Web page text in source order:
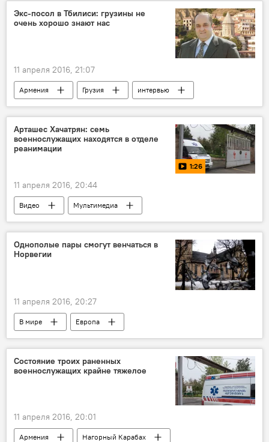
Экс-посол в Тбилиси: грузины не
очень хорошо знают нас
11 апреля 2016, 21:07
Армения Грузия интервью
Арташес Хачатрян: семь
военнослужащих находятся в отделе
реанимации
1:26
11 апреля 2016, 20:44
Видео Мультимедиа
Однополые пары смогут венчаться в
Норвегии
11 апреля 2016, 20:27
В мире Европа
Состояние троих раненных
военнослужащих крайне тяжелое
11 апреля 2016, 20:01
Армения Нагорный Карабах